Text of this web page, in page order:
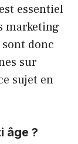
essentiel
marketing
donc
sur
sujet en
âge ?